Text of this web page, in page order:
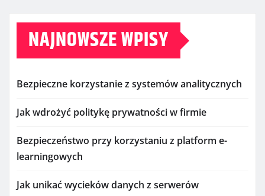
NAJNOWSZE WPISY
Bezpieczne korzystanie z systemów analitycznych
Jak wdrożyć politykę prywatności w firmie
Bezpieczeństwo przy korzystaniu z platform e-
learningowych
Jak unikać wycieków danych z serwerów